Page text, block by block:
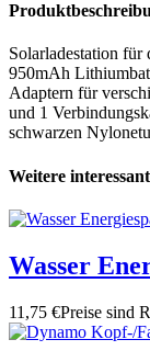
Solarladestation
950mAh
Adaptern für
und 1
schwarzen
Weitere
Wasser
11,75 €Preise sind